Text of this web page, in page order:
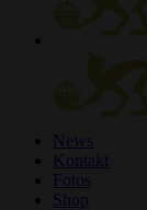
News
Kontakt
Fotos
Shop